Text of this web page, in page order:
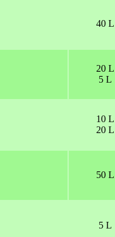
40 L
20 L
5 L
10 L
20 L
50 L
5 L